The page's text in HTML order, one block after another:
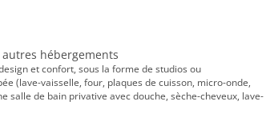
hébergements
et confort, sous la forme de studios ou
(lave-vaisselle, four, plaques de cuisson, micro-onde,
salle de bain privative avec douche, sèche-cheveux, lave-